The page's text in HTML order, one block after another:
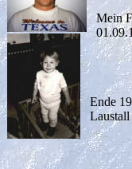
Mein
Ende
Laustall